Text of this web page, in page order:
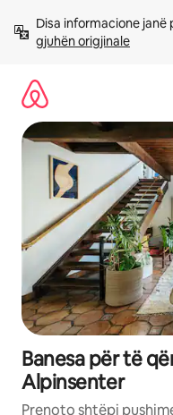
përmbajtja
Disa informacione
gjuhën origjinale
Banesa për të
Alpinsenter
Prenoto shtëpi